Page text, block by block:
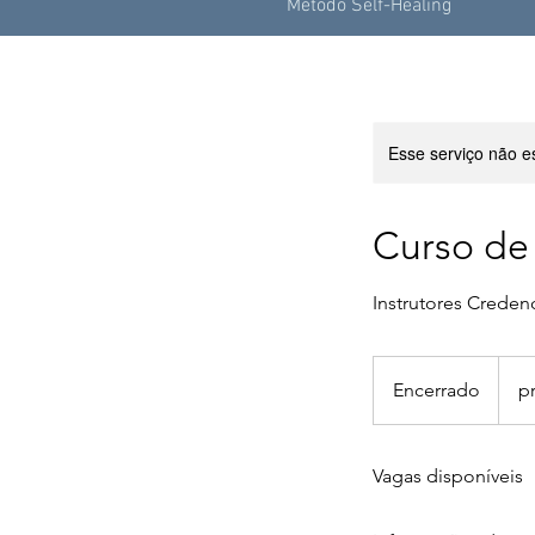
Método Self-Healing
Esse serviço não
Curso
Instrutores
Encerrado
n
e
Vagas disponíveis